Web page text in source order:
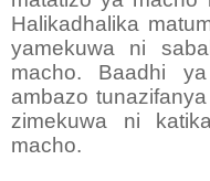
Halikadhalika
yamekuwa ni
macho. Baadhi
ambazo
zimekuwa ni
macho.